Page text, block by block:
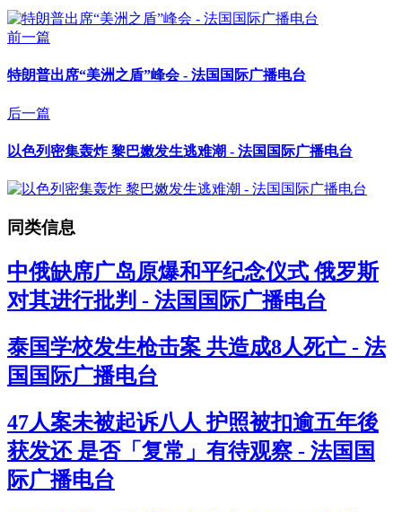
前一篇
特朗普出席“美洲之盾”峰会 - 法国国际广播电台
后一篇
以色列密集轰炸 黎巴嫩发生逃难潮 - 法国国际广播电台
同类信息
中俄缺席广岛原爆和平纪念仪式 俄罗斯
对其进行批判 - 法国国际广播电台
泰国学校发生枪击案 共造成8人死亡 - 法
国国际广播电台
47人案未被起诉八人 护照被扣逾五年後
获发还 是否「复常」有待观察 - 法国国
际广播电台